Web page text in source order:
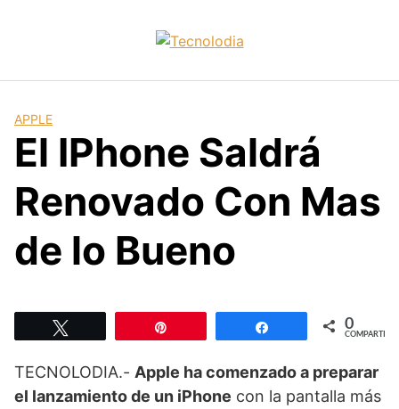
APPLE
El IPhone Saldrá
Renovado Con Mas
de lo Bueno
Compartir 0
COMPARTIR
TECNOLODIA.- Apple ha comenzado a preparar
el lanzamiento de un iPhone con la pantalla más